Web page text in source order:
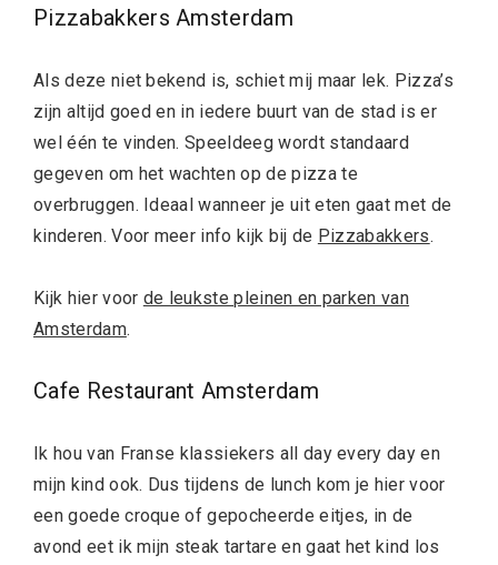
Pizzabakkers Amsterdam
Als deze niet bekend is, schiet mij maar lek. Pizza’s
zijn altijd goed en in iedere buurt van de stad is er
wel één te vinden. Speeldeeg wordt standaard
gegeven om het wachten op de pizza te
overbruggen. Ideaal wanneer je uit eten gaat met de
kinderen. Voor meer info kijk bij de Pizzabakkers.
Kijk hier voor de leukste pleinen en parken van
Amsterdam.
Cafe Restaurant Amsterdam
Ik hou van Franse klassiekers all day every day en
mijn kind ook. Dus tijdens de lunch kom je hier voor
een goede croque of gepocheerde eitjes, in de
avond eet ik mijn steak tartare en gaat het kind los